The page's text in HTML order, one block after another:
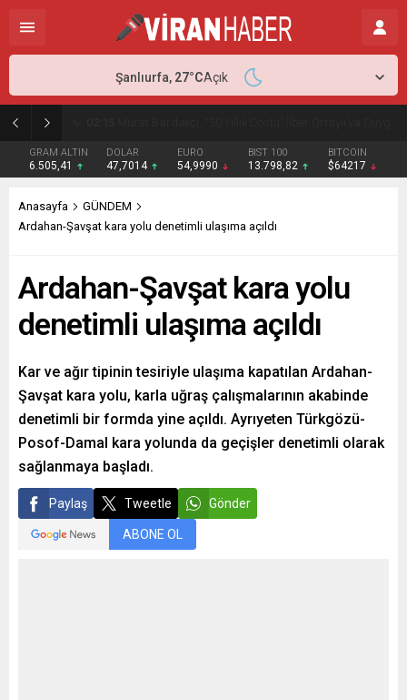
GRAM ALTIN
6.505,41
DOLAR
47,7014
EURO
54,9990
BIST 100
13.798,82
BITCOIN
$64217
Şanlıurfa, 27°CAçık
Anasayfa
GÜNDEM
Ardahan-Şavşat kara yolu denetimli ulaşıma açıldı
Ardahan-Şavşat kara yolu
denetimli ulaşıma açıldı
Kar ve ağır tipinin tesiriyle ulaşıma kapatılan Ardahan-
Şavşat kara yolu, karla uğraş çalışmalarının akabinde
denetimli bir formda yine açıldı. Ayrıyeten Türkgözü-
Posof-Damal kara yolunda da geçişler denetimli olarak
sağlanmaya başladı.
Paylaş Tweetle Gönder
ABONE OL